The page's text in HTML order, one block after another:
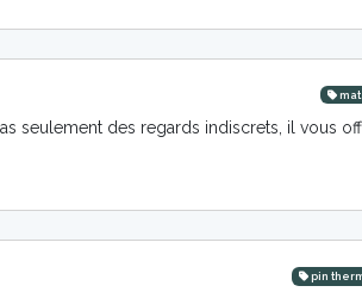
seulement des regards indiscrets, il vous
pin